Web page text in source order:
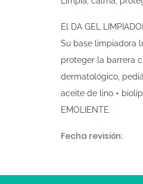
El DA GEL
Su base limpiadora
proteger la barrera
dermatológico,
aceite de lino +
EMOLIENTE.
Fecha revisión: